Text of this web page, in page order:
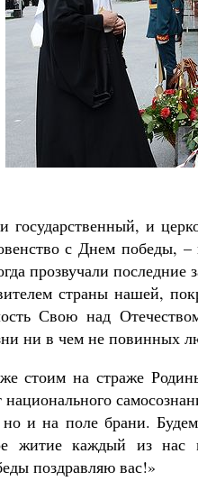
государственный, и
с Днем победы,
прозвучали
страны нашей,
Свою над
ни в чем не повинных
стоим на страже
и на поле брани.
житие каждый из нас
поздравляю вас!»
будет